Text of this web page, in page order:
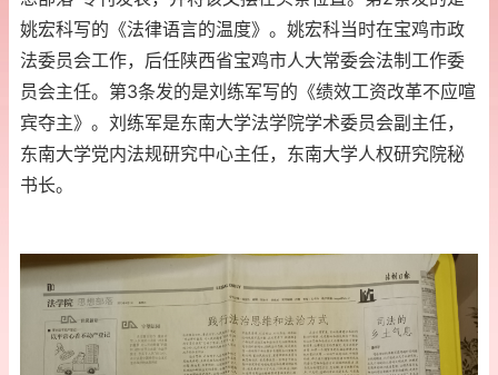
姚宏科写的《法律语言的温度》。姚宏科当时在宝鸡市政
法委员会工作，后任陕西省宝鸡市人大常委会法制工作委
员会主任。第3条发的是刘练军写的《绩效工资改革不应喧
宾夺主》。刘练军是东南大学法学院学术委员会副主任，
东南大学党内法规研究中心主任，东南大学人权研究院秘
书长。